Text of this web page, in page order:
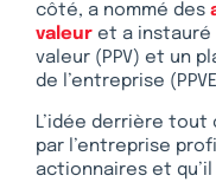
côté, a nommé des
valeur et a instauré
valeur (PPV) et un
de l’entreprise
L’idée derrière
par l’entreprise
actionnaires et